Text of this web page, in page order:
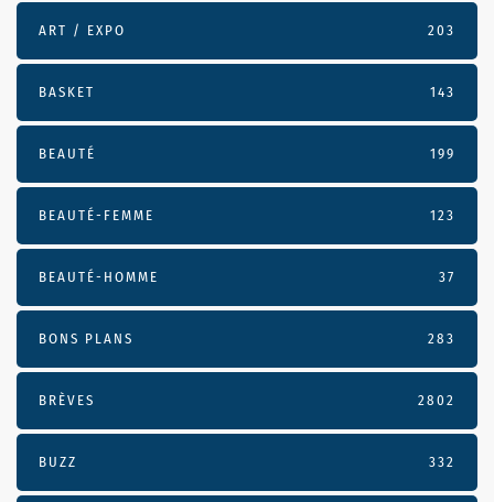
ART / EXPO 203
BASKET 143
BEAUTÉ 199
BEAUTÉ-FEMME 123
BEAUTÉ-HOMME 37
BONS PLANS 283
BRÈVES 2802
BUZZ 332